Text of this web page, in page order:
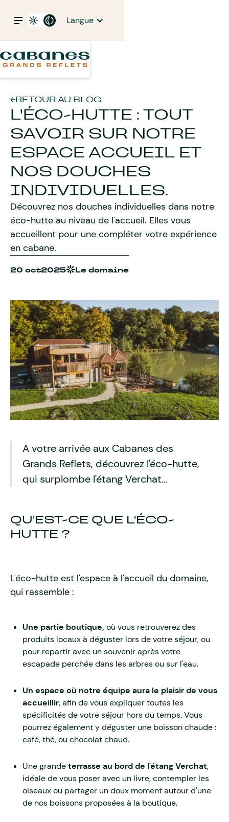
Langue
RETOUR AU BLOG
L'ÉCO-HUTTE : TOUT
SAVOIR SUR NOTRE
ESPACE ACCUEIL ET
NOS DOUCHES
INDIVIDUELLES.
Découvrez nos douches individuelles dans notre
éco-hutte au niveau de l'accueil. Elles vous
accueillent pour une compléter votre expérience
en cabane.
20 oct2025 Le domaine
A votre arrivée aux Cabanes des
Grands Reflets, découvrez l'éco-hutte,
qui surplombe l'étang Verchat...
QU'EST-CE QUE L'ÉCO-
HUTTE ?
L'éco-hutte est l'espace à l'accueil du domaine,
qui rassemble :
Une partie boutique, où vous retrouverez des
produits locaux à déguster lors de votre séjour, ou
pour repartir avec un souvenir après votre
escapade perchée dans les arbres ou sur l'eau.
Un espace où notre équipe aura le plaisir de vous
accueillir, afin de vous expliquer toutes les
spécificités de votre séjour hors du temps. Vous
pourrez également y déguster une boisson chaude :
café, thé, ou chocolat chaud.
Une grandeterrasse au bord de l'étang Verchat,
idéale de vous poser avec un livre, contempler les
oiseaux ou partager un doux moment autour d'une
de nos boissons proposées à la boutique.